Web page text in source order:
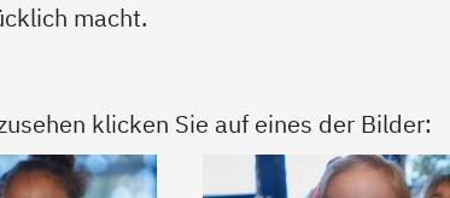
macht.
klicken Sie auf eines der Bilder: